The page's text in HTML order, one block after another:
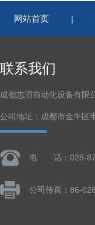
网站首页 |
联系我们
成都志滔自动化设备有限
公司地址：成都市金牛区
电 话：028-
公司传真：86-